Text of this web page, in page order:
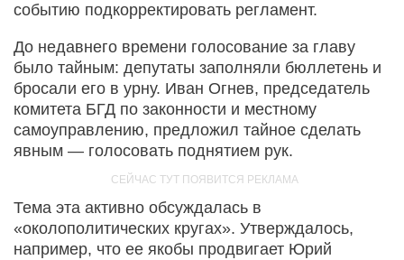
событию подкорректировать регламент.
До недавнего времени голосование за главу
было тайным: депутаты заполняли бюллетень и
бросали его в урну. Иван Огнев, председатель
комитета БГД по законности и местному
самоуправлению, предложил тайное сделать
явным — голосовать поднятием рук.
Тема эта активно обсуждалась в
«околополитических кругах». Утверждалось,
например, что ее якобы продвигает Юрий